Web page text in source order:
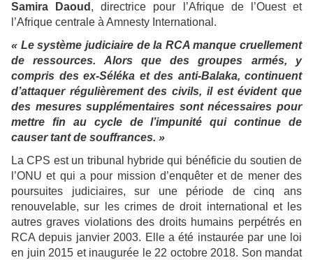
Samira Daoud , directrice pour l’Afrique de l’Ouest et
l’Afrique centrale à Amnesty International.
« Le système judiciaire de la RCA manque cruellement
de ressources. Alors que des groupes armés, y
compris des ex-Séléka et des anti-Balaka, continuent
d’attaquer régulièrement des civils, il est évident que
des mesures supplémentaires sont nécessaires pour
mettre fin au cycle de l’impunité qui continue de
causer tant de souffrances. »
La CPS est un tribunal hybride qui bénéficie du soutien de
l’ONU et qui a pour mission d’enquêter et de mener des
poursuites judiciaires, sur une période de cinq ans
renouvelable, sur les crimes de droit international et les
autres graves violations des droits humains perpétrés en
RCA depuis janvier 2003. Elle a été instaurée par une loi
en juin 2015 et inaugurée le 22 octobre 2018. Son mandat